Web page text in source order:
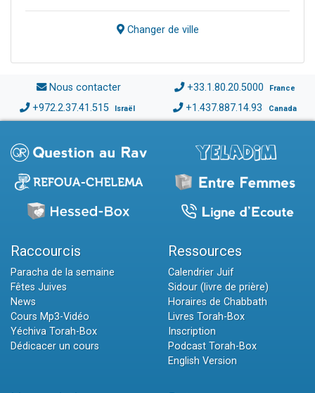
Changer de ville
Nous contacter +33.1.80.20.5000 France
+972.2.37.41.515 Israël +1.437.887.14.93 Canada
Raccourcis
Paracha de la semaine
Fêtes Juives
News
Cours Mp3-Vidéo
Yéchiva Torah-Box
Dédicacer un cours
Ressources
Calendrier Juif
Sidour (livre de prière)
Horaires de Chabbath
Livres Torah-Box
Inscription
Podcast Torah-Box
English Version